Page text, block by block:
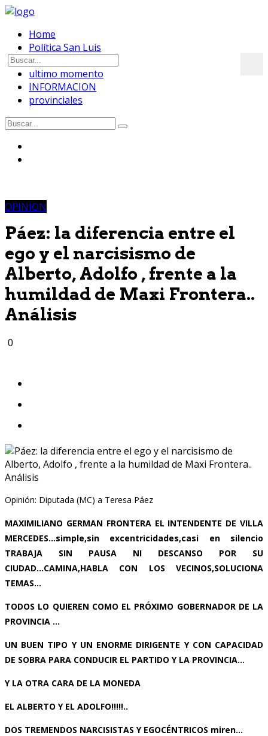
Home
Política San Luis
OPINION
ultimo momento
INFORMACION
provinciales
OPINION
Páez: la diferencia entre el
ego y el narcisismo de
Alberto, Adolfo , frente a la
humildad de Maxi Frontera..
Análisis
0
Opinión: Diputada (MC) a Teresa Páez
MAXIMILIANO GERMAN FRONTERA EL INTENDENTE DE VILLA
MERCEDES...simple,sin excentricidades,casi en silencio
TRABAJA SIN PAUSA NI DESCANSO POR SU
CIUDAD...CAMINA,HABLA CON LOS VECINOS,SOLUCIONA
TEMAS...
TODOS LO QUIEREN COMO EL PRÓXIMO GOBERNADOR DE LA
PROVINCIA ...
UN BUEN TIPO Y UN ENORME DIRIGENTE Y CON CAPACIDAD
DE SOBRA PARA CONDUCIR EL PARTIDO Y LA PROVINCIA...
Y LA OTRA CARA DE LA MONEDA
EL ALBERTO Y EL ADOLFO!!!!!..
DOS TREMENDOS NARCISISTAS Y EGOCÉNTRICOS miren...